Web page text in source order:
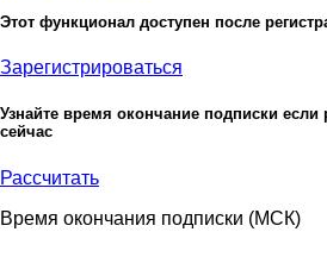
Этот функционал доступен после
Зарегистрироваться
Узнайте время окончание подписки если
сейчас
Рассчитать
Время окончания подписки (МСК)